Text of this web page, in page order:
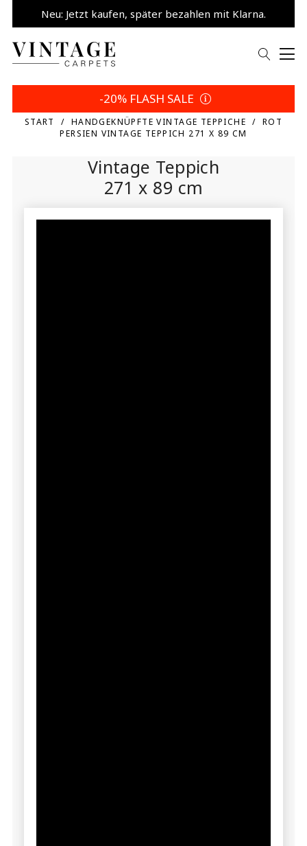
5% sparen | Eigene Wahl
Neu: Jetzt kaufen, später bezahlen mit Klarna.
-20% FLASH SALE
START HANDGEKNÜPFTE VINTAGE TEPPICHE
ROT
PERSIEN VINTAGE TEPPICH 271 X 89 CM
Vintage Teppich
271 x 89 cm